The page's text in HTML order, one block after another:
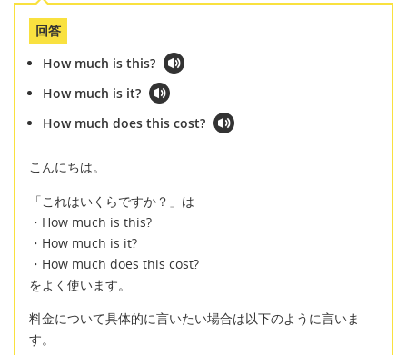
回答
How much is this?
How much is it?
How much does this cost?
こんにちは。
「これはいくらですか？」は
・How much is this?
・How much is it?
・How much does this cost?
をよく使います。
料金について具体的に言いたい場合は以下のように言いま
す。